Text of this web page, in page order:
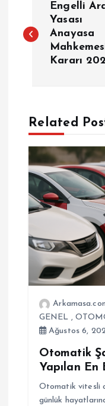
a
g
e
z
n
m
e
Engelli
Yasası
Anayasa
Kararı
Related
GENEL ,
Ağustos 6,
Otomatik
Yapılan
Otomatik vitesli
günlük